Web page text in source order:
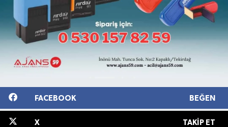
FACEBOOK BEĞEN
X TAKIP ET